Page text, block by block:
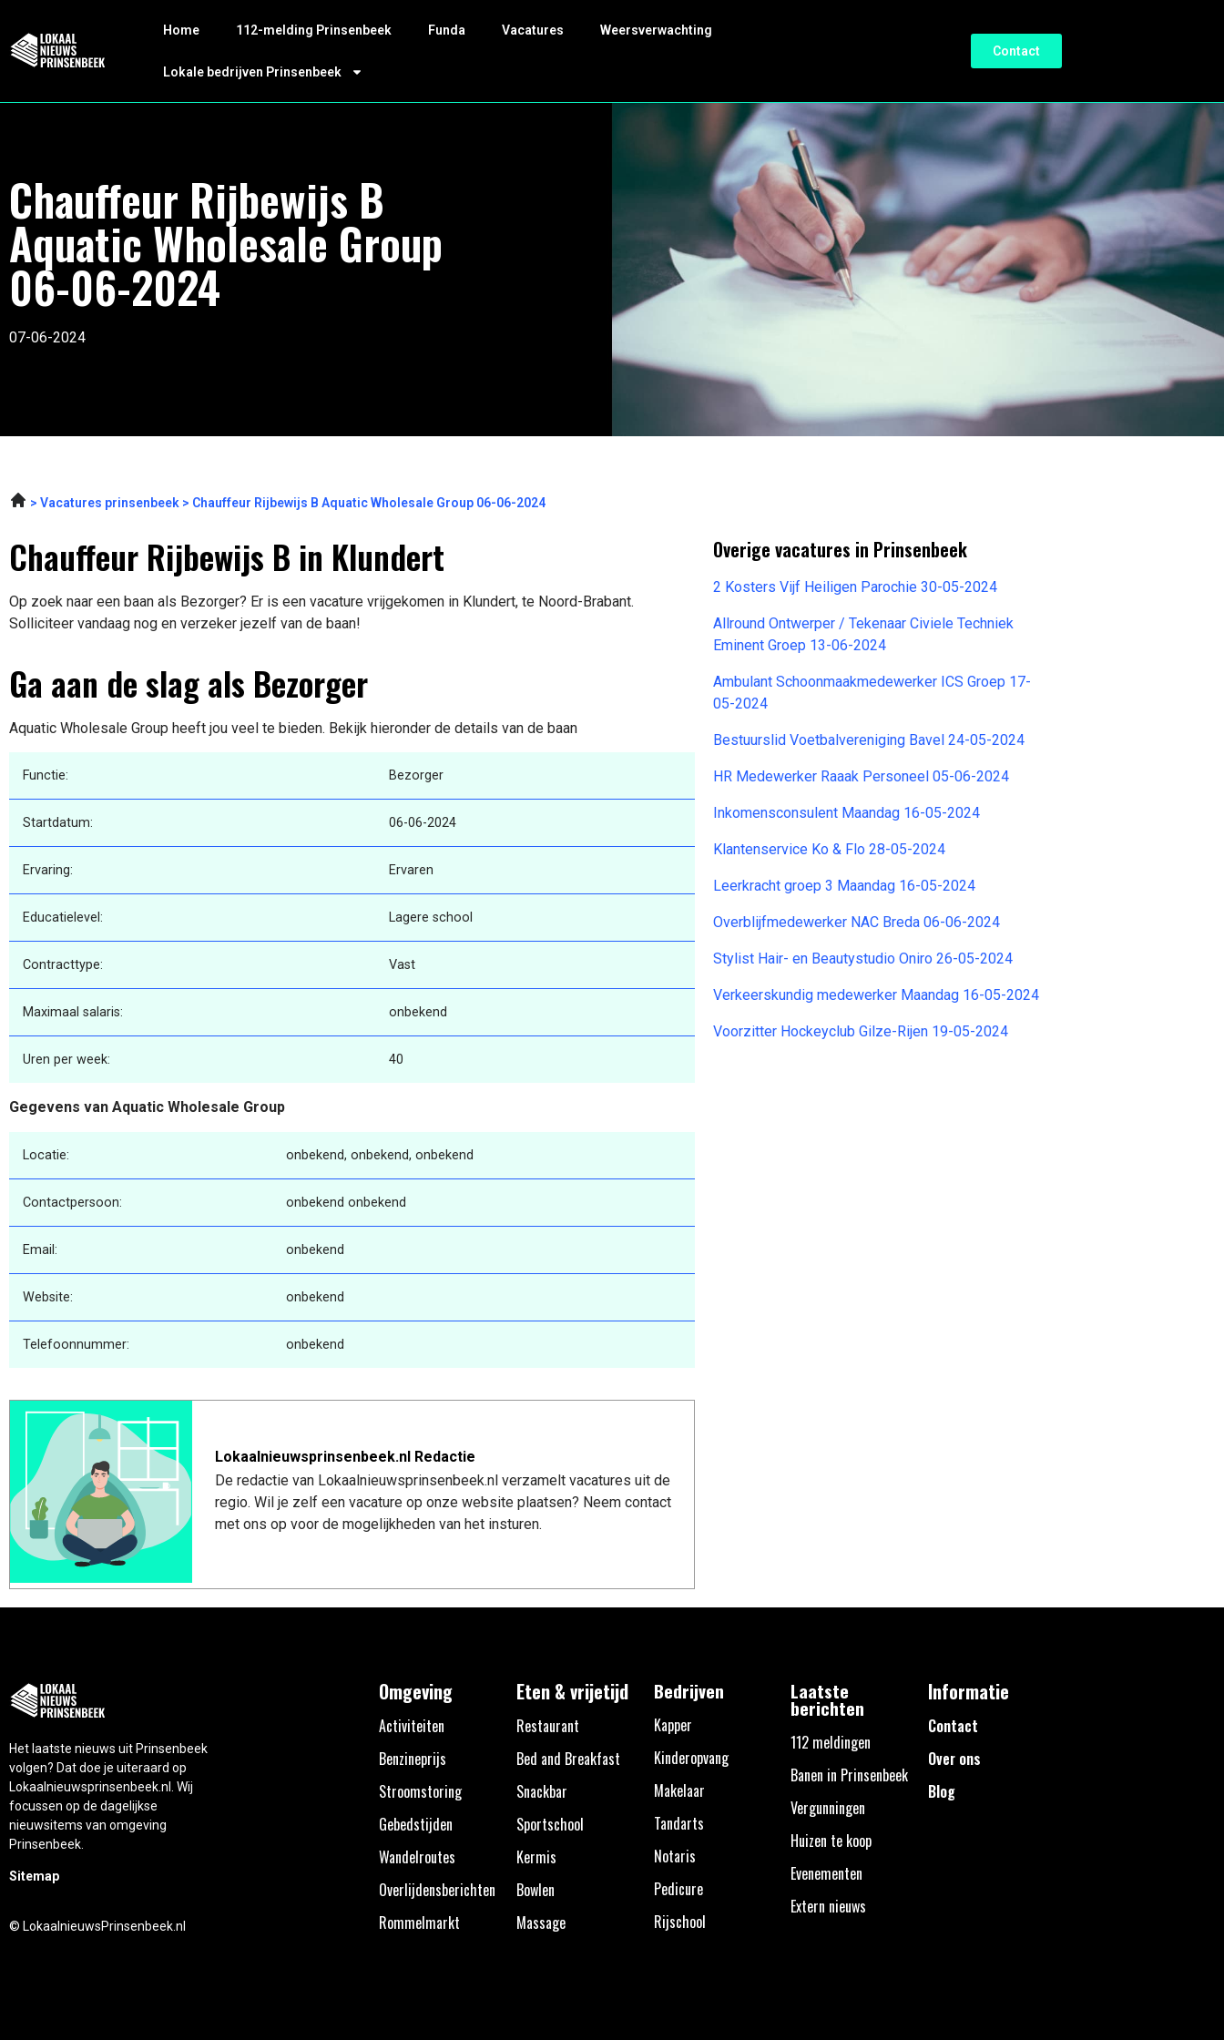
Home 112-melding Prinsenbeek Funda Vacatures Weersverwachting
Lokale bedrijven Prinsenbeek
Contact
Chauffeur Rijbewijs B
Aquatic Wholesale Group
06-06-2024
07-06-2024
Vacatures prinsenbeek Chauffeur Rijbewijs B Aquatic Wholesale Group 06-06-2024
Chauffeur Rijbewijs B in Klundert
Op zoek naar een baan als Bezorger? Er is een vacature vrijgekomen in Klundert, te Noord-Brabant.
Solliciteer vandaag nog en verzeker jezelf van de baan!
Ga aan de slag als Bezorger
Aquatic Wholesale Group heeft jou veel te bieden. Bekijk hieronder de details van de baan
Functie: Bezorger
Startdatum: 06-06-2024
Ervaring: Ervaren
Educatielevel: Lagere school
Contracttype: Vast
Maximaal salaris: onbekend
Uren per week: 40
Gegevens van Aquatic Wholesale Group
Locatie: onbekend, onbekend, onbekend
Contactpersoon: onbekend onbekend
Email: onbekend
Website: onbekend
Telefoonnummer: onbekend
Lokaalnieuwsprinsenbeek.nl Redactie
De redactie van Lokaalnieuwsprinsenbeek.nl verzamelt vacatures uit de
regio. Wil je zelf een vacature op onze website plaatsen? Neem contact
met ons op voor de mogelijkheden van het insturen.
Overige vacatures in Prinsenbeek
2 Kosters Vijf Heiligen Parochie 30-05-2024
Allround Ontwerper / Tekenaar Civiele Techniek
Eminent Groep 13-06-2024
Ambulant Schoonmaakmedewerker ICS Groep 17-
05-2024
Bestuurslid Voetbalvereniging Bavel 24-05-2024
HR Medewerker Raaak Personeel 05-06-2024
Inkomensconsulent Maandag 16-05-2024
Klantenservice Ko & Flo 28-05-2024
Leerkracht groep 3 Maandag 16-05-2024
Overblijfmedewerker NAC Breda 06-06-2024
Stylist Hair- en Beautystudio Oniro 26-05-2024
Verkeerskundig medewerker Maandag 16-05-2024
Voorzitter Hockeyclub Gilze-Rijen 19-05-2024
Het laatste nieuws uit Prinsenbeek
volgen? Dat doe je uiteraard op
Lokaalnieuwsprinsenbeek.nl. Wij
focussen op de dagelijkse
nieuwsitems van omgeving
Prinsenbeek.
Sitemap
© LokaalnieuwsPrinsenbeek.nl
Omgeving
Activiteiten
Benzineprijs
Stroomstoring
Gebedstijden
Wandelroutes
Overlijdensberichten
Rommelmarkt
Eten & vrijetijd
Restaurant
Bed and Breakfast
Snackbar
Sportschool
Kermis
Bowlen
Massage
Bedrijven
Kapper
Kinderopvang
Makelaar
Tandarts
Notaris
Pedicure
Rijschool
Laatste
berichten
112 meldingen
Banen in Prinsenbeek
Vergunningen
Huizen te koop
Evenementen
Extern nieuws
Informatie
Contact
Over ons
Blog